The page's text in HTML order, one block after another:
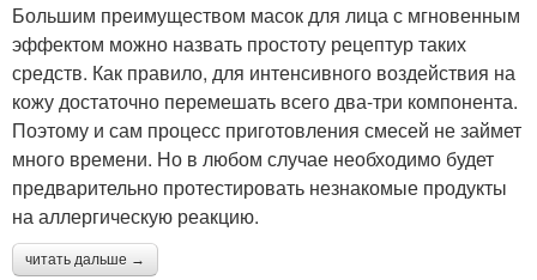
Большим преимуществом масок для лица с мгновенным
эффектом можно назвать простоту рецептур таких
средств. Как правило, для интенсивного воздействия на
кожу достаточно перемешать всего два-три компонента.
Поэтому и сам процесс приготовления смесей не займет
много времени. Но в любом случае необходимо будет
предварительно протестировать незнакомые продукты
на аллергическую реакцию.
читать дальше →